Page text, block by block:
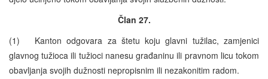
Član 27.
(1) Kanton odgovara za štetu koju glavni tužilac, zamjenici
glavnog tužioca ili tužioci nanesu građaninu ili pravnom licu tokom
obavljanja svojih dužnosti nepropisnim ili nezakonitim radom.